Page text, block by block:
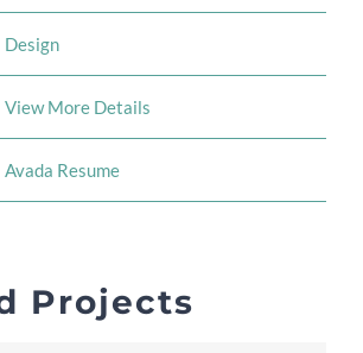
Design
View More Details
Avada Resume
Projects